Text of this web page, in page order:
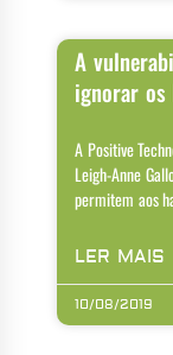
A
ignorar
A Positive
Leigh-Anne
permitem aos
LER MAIS
10/08/2019